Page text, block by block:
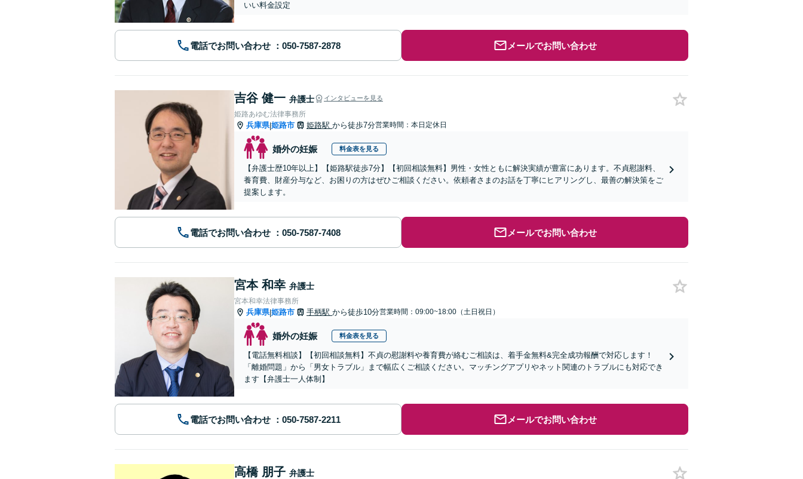
いい料金設定
電話でお問い合わせ メールでお問い合わせ
吉谷 健一 弁護士 インタビューを見る
姫路あゆむ法律事務所
兵庫県|姫路市 姫路駅 から徒歩7分営業時間：本日定休日
婚外の妊娠 料金表を見る
【弁護士歴10年以上】【姫路駅徒歩7分】【初回相談無料】男性・女性ともに解決実績が豊富にあります。不貞慰謝料、
養育費、財産分与など、お困りの方はぜひご相談ください。依頼者さまのお話を丁寧にヒアリングし、最善の解決策をご
提案します。
電話でお問い合わせ メールでお問い合わせ
宮本 和幸 弁護士
宮本和幸法律事務所
兵庫県|姫路市 手柄駅 から徒歩10分営業時間：09:00~18:00（土日祝日）
婚外の妊娠 料金表を見る
【電話無料相談】【初回相談無料】不貞の慰謝料や養育費が絡むご相談は、着手金無料&完全成功報酬で対応します！
「離婚問題」から「男女トラブル」まで幅広くご相談ください。マッチングアプリやネット関連のトラブルにも対応でき
ます【弁護士一人体制】
電話でお問い合わせ メールでお問い合わせ
高橋 朋子 弁護士